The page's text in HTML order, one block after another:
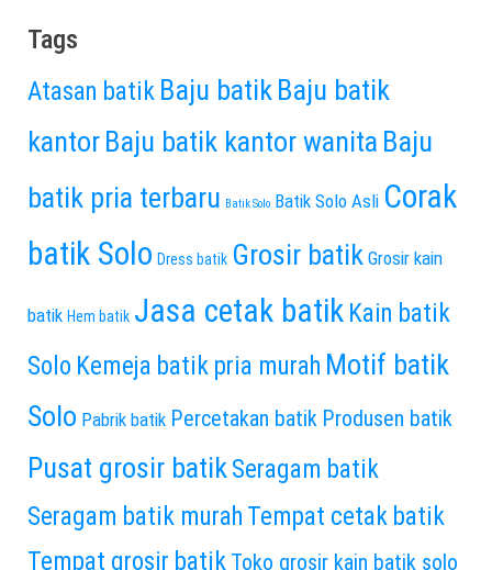
Tags
Atasan batik Baju batik Baju batik
kantor Baju batik kantor wanita Baju
batik pria terbaru Batik Solo Batik Solo Asli Corak
batik Solo Dress batik Grosir batik Grosir kain
batik Hem batik Jasa cetak batik Kain batik
Solo Kemeja batik pria murah Motif batik
Solo Pabrik batik Percetakan batik Produsen batik
Pusat grosir batikSeragam batik
Seragam batik murah Tempat cetak batik
Tempat grosir batik Toko grosir kain batik solo